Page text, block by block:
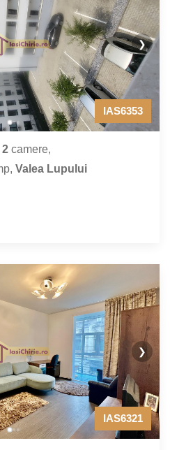
❯
IAS6353
2 camere,
Valea Lupului
❯
IAS6321